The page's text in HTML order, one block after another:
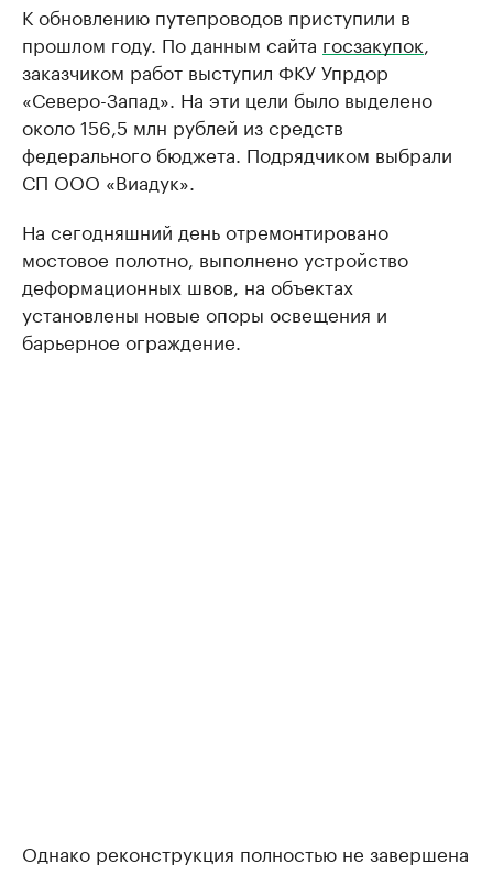
К обновлению путепроводов приступили в
прошлом году. По данным сайта госзакупок
заказчиком работ выступил ФКУ Упрдор
«Северо-Запад». На эти цели было выделено
около 156,5 млн рублей из средств
федерального бюджета. Подрядчиком выбрали
СП ООО «Виадук».
На сегодняшний день отремонтировано
мостовое полотно, выполнено устройство
деформационных швов, на объектах
установлены новые опоры освещения и
барьерное ограждение.
Однако реконструкция полностью не завершена